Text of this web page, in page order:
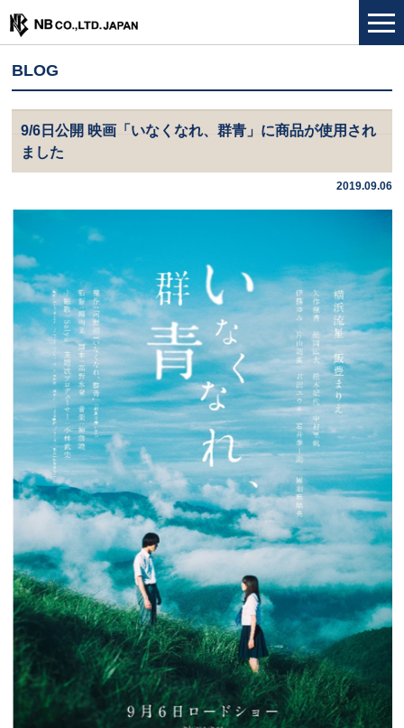
BLOG
9/6日公開 映画「いなくなれ、群青」に商品が使用され
ました
2019.09.06